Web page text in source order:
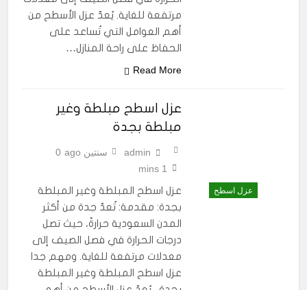
مرتفعة للغاية. يُعدّ عزل الأسطح من
أهم العوامل التي تُساعد على
الحفاظ على راحة المنازل…
Read More
عزل اسطح
عزل اسطح مبلطة وغير
مبلطة بجدة
admin سنتين ago
0
1 mins
عزل اسطح المبلطة وغير المبلطة
بجدة: مقدمة: تُعدّ جدة من أكثر
المدن السعودية حرارةً، حيث تصل
درجات الحرارة في فصل الصيف إلى
معدلات مرتفعة للغاية. ومهم جدا
عزل اسطح المبلطة وغير المبلطة